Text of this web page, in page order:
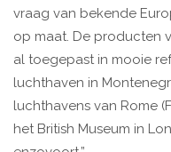
vraag van bekende
op maat. De producten
al toegepast in mooie
luchthaven in
luchthavens van Rome
het British Museum in